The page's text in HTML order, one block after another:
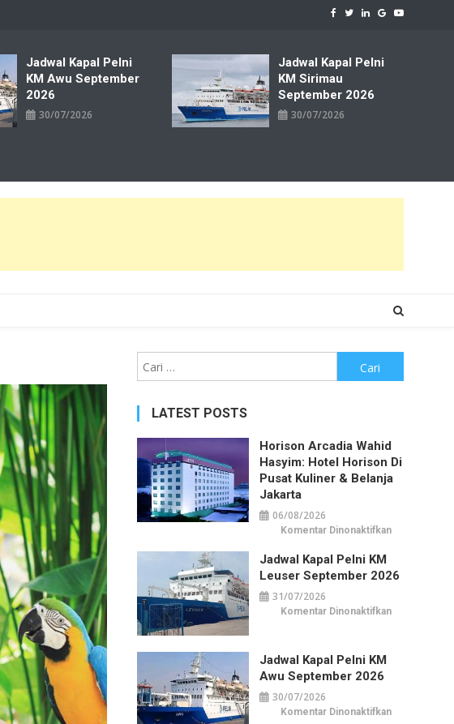
Jadwal Kapal Pelni
KM Awu September
2026
30/07/2026
Jadwal Kapal Pelni
KM Sirimau
September 2026
30/07/2026
untuk:
LATEST POSTS
Horison Arcadia Wahid
Hasyim: Hotel Horison Di
Pusat Kuliner & Belanja
Jakarta
06/08/2026
Komentar Dinonaktifkanpada
Hasyim:
Hotel
Pusat
Kuliner
Jadwal Kapal Pelni KM
Leuser September 2026
31/07/2026
Komentar Dinonaktifkanpada
Jadwal Kapal Pelni KM
Awu September 2026
30/07/2026
Komentar Dinonaktifkanpada